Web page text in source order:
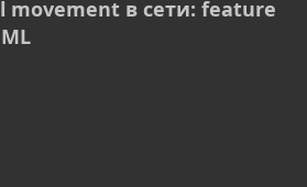
movement в сети: feature